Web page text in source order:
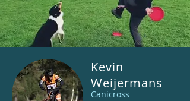
Kevin
Weijermans
Canicross